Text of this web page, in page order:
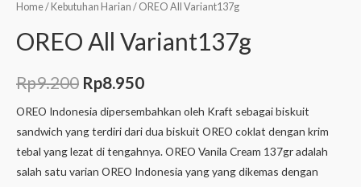
Home/ Kebutuhan Harian / OREO All Variant137g
OREO All Variant137g
Rp9.200 Rp8.950
OREO Indonesia dipersembahkan oleh Kraft sebagai biskuit
sandwich yang terdiri dari dua biskuit OREO coklat dengan krim
tebal yang lezat di tengahnya. OREO Vanila Cream 137gr adalah
salah satu varian OREO Indonesia yang yang dikemas dengan